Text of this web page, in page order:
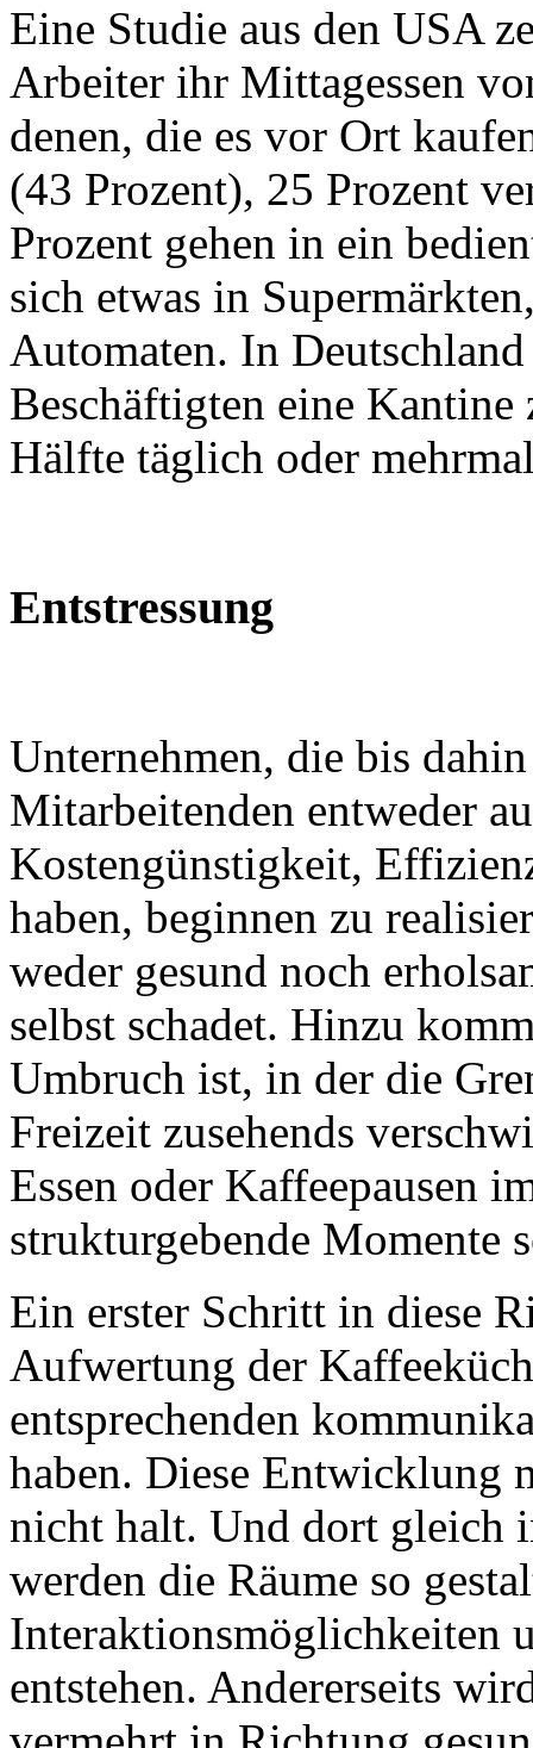
Eine Studie aus den USA
Arbeiter ihr Mittagessen
denen, die es vor Ort
(43 Prozent), 25 Prozent
Prozent gehen in ein
sich etwas in
Automaten. In
Beschäftigten eine
Hälfte täglich oder
Entstressung
Unternehmen, die bis
Mitarbeitenden entweder
Kostengünstigkeit,
haben, beginnen zu
weder gesund noch
selbst schadet. Hinzu
Umbruch ist, in der die
Freizeit zusehends
Essen oder Kaffeepausen
strukturgebende Momente
Ein erster Schritt in diese
Aufwertung der
entsprechenden
haben. Diese Entwicklung
nicht halt. Und dort gleich
werden die Räume so
Interaktionsmöglichkeiten
entstehen. Andererseits